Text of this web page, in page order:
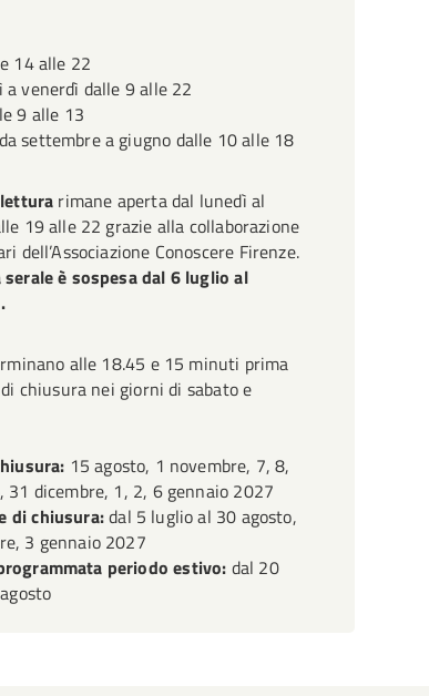
verso la metà del Trecento
palazzo. Il priore Federico
una cappella dedicata a San
navata attraverso un arco e la
ospitò la Caserma dei
la distruzione degli affreschi
risale al 1907
degli strati meno
lettura. La biblioteca divenne
dell'Università Popolare
al 1975.
con il patrimonio documentario
alla Pubblica
di persone che hanno contribuito
di promuovere un
Nello spazio si trova
posseduto sul tema
sul sito web del progetto per
e ascoltare gli audio.
di sopravvissute alla violenza di
14 alle 22
a venerdì dalle 9 alle 22
9 alle 13
settembre a giugno dalle 10 alle 18
rimane aperta dal lunedì al
19 alle 22 grazie alla collaborazione
dell’Associazione Conoscere Firenze.
è sospesa dal 6 luglio al
alle 18.45 e 15 minuti prima
chiusura nei giorni di sabato e
15 agosto, 1 novembre, 7, 8,
31 dicembre, 1, 2, 6 gennaio 2027
di chiusura:dal 5 luglio al 30 agosto,
3 gennaio 2027
periodo estivo: dal 20